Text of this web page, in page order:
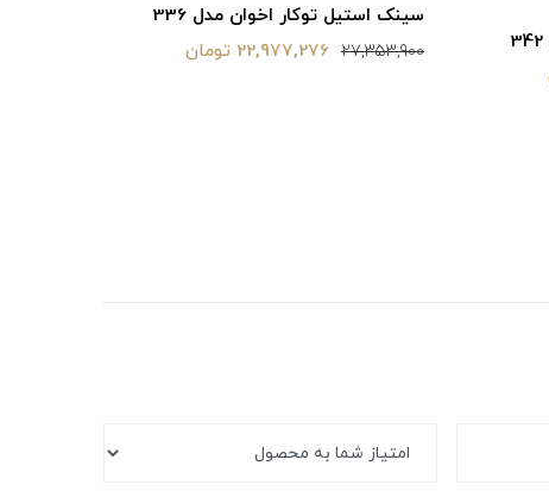
سینک استیل توکار اخوان مدل 336
27,353,900 22,977,276 تومان